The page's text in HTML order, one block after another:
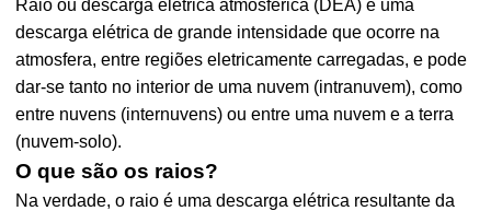
Raio ou descarga elétrica atmosférica (DEA) é uma
descarga elétrica de grande intensidade que ocorre na
atmosfera, entre regiões eletricamente carregadas, e pode
dar-se tanto no interior de uma nuvem (intranuvem), como
entre nuvens (internuvens) ou entre uma nuvem e a terra
(nuvem-solo).
O que são os raios?
Na verdade, o raio é uma descarga elétrica resultante da